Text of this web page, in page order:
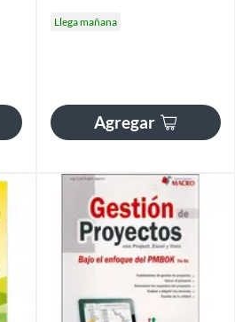
Llega mañana
Agregar